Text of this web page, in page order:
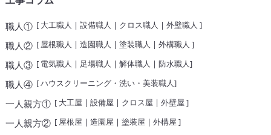
職人①[ 大工職人 | 設備職人 | クロス職人 | 外壁職人 ]
職人②[ 屋根職人 | 造園職人 | 塗装職人 | 外構職人 ]
職人③[ 電気職人 | 足場職人 | 解体職人 | 防水職人]
職人④[ハウスクリーニング・洗い・美装職人]
一人親方①[ 大工屋 | 設備屋 | クロス屋 | 外壁屋 ]
一人親方②[ 屋根屋 | 造園屋 | 塗装屋 | 外構屋 ]